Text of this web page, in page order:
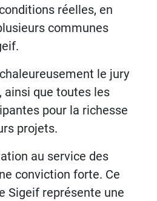
réelles, en
communes
le jury
ainsi que toutes les
pour la richesse
projets.
au service des
conviction forte. Ce
Sigeif représente une